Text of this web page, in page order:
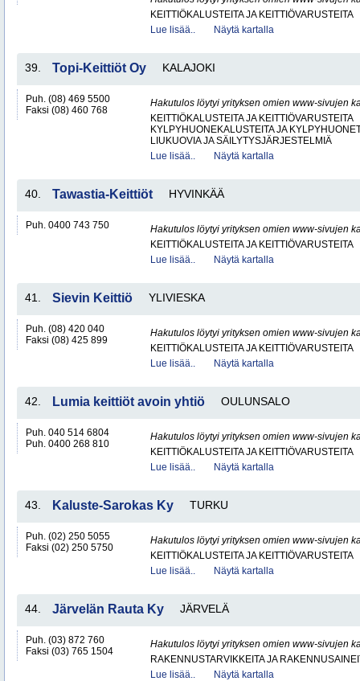
KEITTIÖKALUSTEITA JA KEITTIÖVARUSTEITA
Lue lisää..
Näytä kartalla
39. Topi-Keittiöt Oy KALAJOKI
Puh. (08) 469 5500
Faksi (08) 460 768
Hakutulos löytyi yrityksen omien www-sivujen
KEITTIÖKALUSTEITA JA KEITTIÖVARUSTEITA
KYLPYHUONEKALUSTEITA JA
LIUKUOVIA JA SÄILYTYSJÄRJESTELMIÄ
Lue lisää..
Näytä kartalla
40. Tawastia-Keittiöt HYVINKÄÄ
Puh. 0400 743 750
Hakutulos löytyi yrityksen omien www-sivujen
KEITTIÖKALUSTEITA JA KEITTIÖVARUSTEITA
Lue lisää..
Näytä kartalla
41. Sievin Keittiö YLIVIESKA
Puh. (08) 420 040
Faksi (08) 425 899
Hakutulos löytyi yrityksen omien www-sivujen
KEITTIÖKALUSTEITA JA KEITTIÖVARUSTEITA
Lue lisää..
Näytä kartalla
42. Lumia keittiöt avoin yhtiö OULUNSALO
Puh. 040 514 6804
Puh. 0400 268 810
Hakutulos löytyi yrityksen omien www-sivujen
KEITTIÖKALUSTEITA JA KEITTIÖVARUSTEITA
Lue lisää..
Näytä kartalla
43. Kaluste-Sarokas Ky TURKU
Puh. (02) 250 5055
Faksi (02) 250 5750
Hakutulos löytyi yrityksen omien www-sivujen
KEITTIÖKALUSTEITA JA KEITTIÖVARUSTEITA
Lue lisää..
Näytä kartalla
44. Järvelän Rauta Ky JÄRVELÄ
Puh. (03) 872 760
Faksi (03) 765 1504
Hakutulos löytyi yrityksen omien www-sivujen
RAKENNUSTARVIKKEITA JA
Lue lisää..
Näytä kartalla